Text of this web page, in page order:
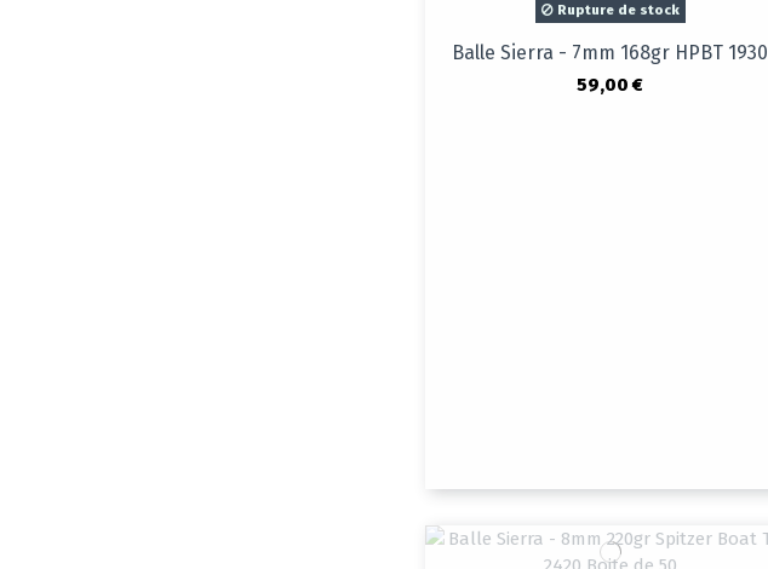
Rupture de stock
Balle Sierra - 7mm 168gr HPBT 1930
59,00 €